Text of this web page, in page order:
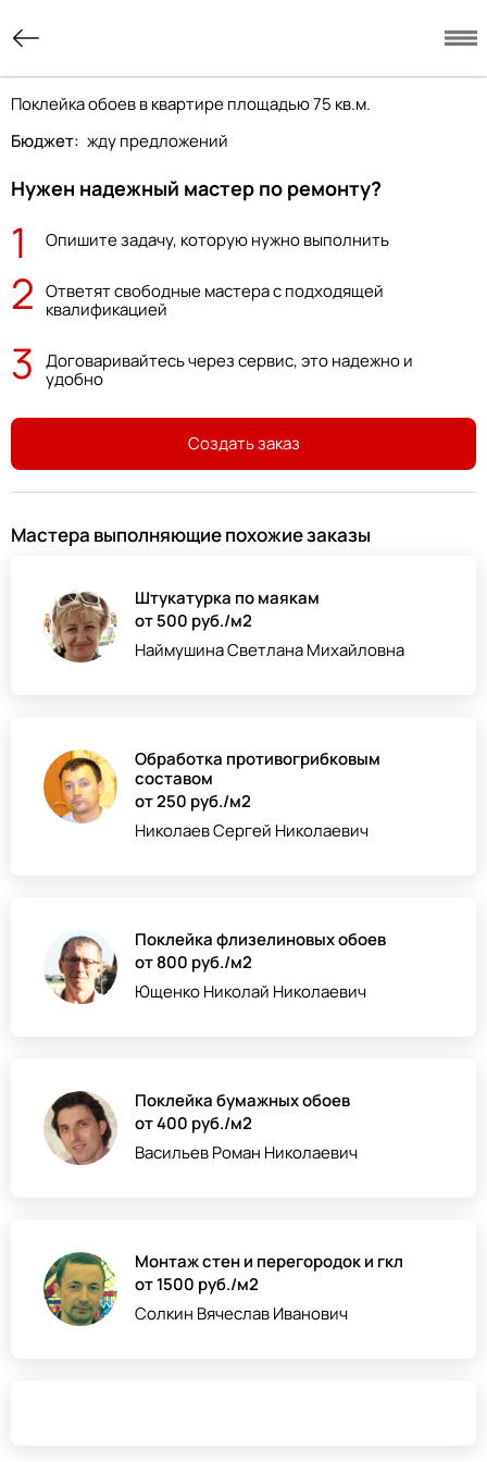
Поклейка обоев в квартире площадью 75 кв.м.
Бюджет: жду предложений
Нужен надежный мастер по ремонту?
1 Опишите задачу, которую нужно выполнить
2 Ответят свободные мастера с подходящей
квалификацией
3
Договаривайтесь через сервис, это надежно и
удобно
Создать заказ
Мастера выполняющие похожие заказы
Штукатурка по маякам
от 500 руб./м2
Наймушина Светлана Михайловна
Обработка противогрибковым
составом
от 250 руб./м2
Николаев Сергей Николаевич
Поклейка флизелиновых обоев
от 800 руб./м2
Ющенко Николай Николаевич
Поклейка бумажных обоев
от 400 руб./м2
Васильев Роман Николаевич
Монтаж стен и перегородок и гкл
от 1500 руб./м2
Солкин Вячеслав Иванович